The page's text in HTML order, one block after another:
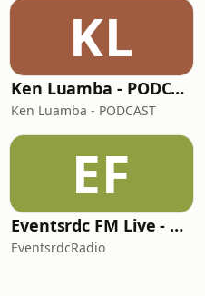
KL
Ken Luamba - PODCAST
Ken Luamba - PODCAST
EF
Eventsrdc FM Live - Podcast
EventsrdcRadio